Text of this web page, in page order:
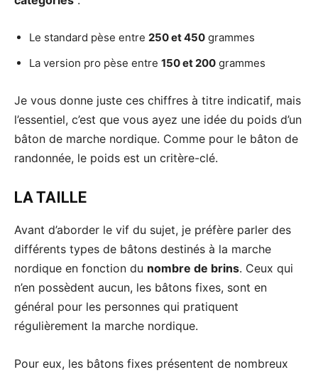
Le standard pèse entre 250 et 450 grammes
La version pro pèse entre 150 et 200 grammes
Je vous donne juste ces chiffres à titre indicatif, mais
l’essentiel, c’est que vous ayez une idée du poids d’un
bâton de marche nordique. Comme pour le bâton de
randonnée, le poids est un critère-clé.
LA TAILLE
Avant d’aborder le vif du sujet, je préfère parler des
différents types de bâtons destinés à la marche
nordique en fonction du nombre de brins. Ceux qui
n’en possèdent aucun, les bâtons fixes, sont en
général pour les personnes qui pratiquent
régulièrement la marche nordique.
Pour eux, les bâtons fixes présentent de nombreux